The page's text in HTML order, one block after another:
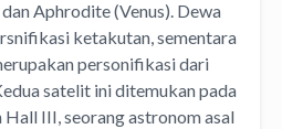
Aphrodite (Venus). Dewa
ketakutan, sementara
personifikasi dari
satelit ini ditemukan pada
Hall III, seorang astronom asal